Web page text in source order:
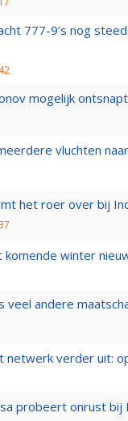
777-9’s nog
mogelijk
vluchten
het roer over bij
komende winter
veel andere
netwerk verder uit:
probeert onrust